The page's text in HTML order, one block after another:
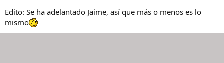
Edito: Se ha adelantado Jaime, así que más o menos es lo
mismo